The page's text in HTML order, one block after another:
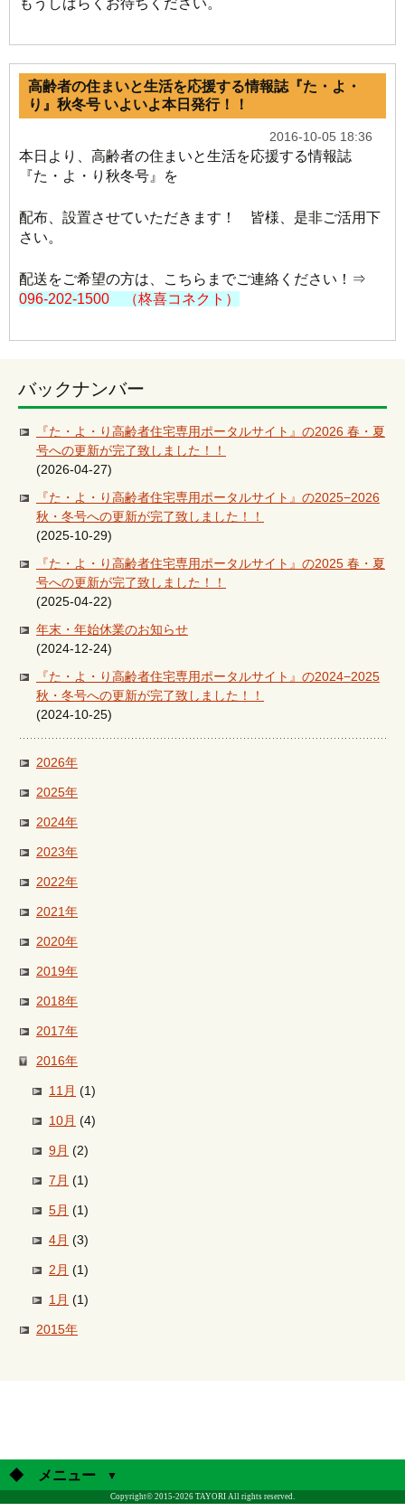
もうしばらくお待ちください。
高齢者の住まいと生活を応援する情報誌『た・よ・
り』秋冬号 いよいよ本日発行！！
2016-10-05 18:36
本日より、高齢者の住まいと生活を応援する情報誌
『た・よ・り秋冬号』を
配布、設置させていただきます！ 皆様、是非ご活用下
さい。
配送をご希望の方は、こちらまでご連絡ください！⇒
096-202-1500 （柊喜コネクト）
バックナンバー
『た・よ・り高齢者住宅専用ポータルサイト』の2026 春・夏
号への更新が完了致しました！！
(2026-04-27)
『た・よ・り高齢者住宅専用ポータルサイト』の2025−2026
秋・冬号への更新が完了致しました！！
(2025-10-29)
『た・よ・り高齢者住宅専用ポータルサイト』の2025 春・夏
号への更新が完了致しました！！
(2025-04-22)
年末・年始休業のお知らせ
(2024-12-24)
『た・よ・り高齢者住宅専用ポータルサイト』の2024−2025
秋・冬号への更新が完了致しました！！
(2024-10-25)
2026年
2025年
2024年
2023年
2022年
2021年
2020年
2019年
2018年
2017年
2016年
11月 (1)
10月 (4)
9月 (2)
7月 (1)
5月 (1)
4月 (3)
2月 (1)
1月 (1)
2015年
◆ メニュー
Copyright© 2015-2026 TAYORI All rights reserved.